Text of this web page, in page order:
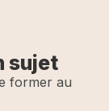
sujet
former au